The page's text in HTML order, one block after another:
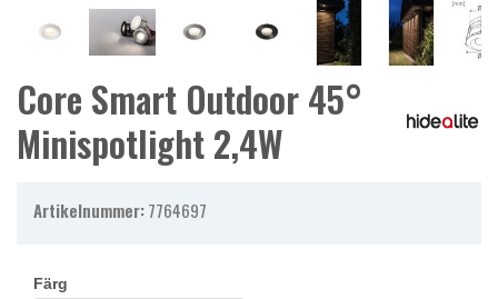
Core Smart Outdoor 45°
Minispotlight 2,4W
Artikelnummer:7764697
Färg